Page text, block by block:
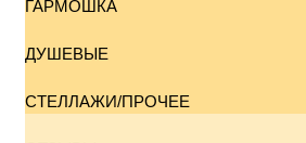
ГАРМОШКА
ДУШЕВЫЕ
СТЕЛЛАЖИ/ПРОЧЕЕ